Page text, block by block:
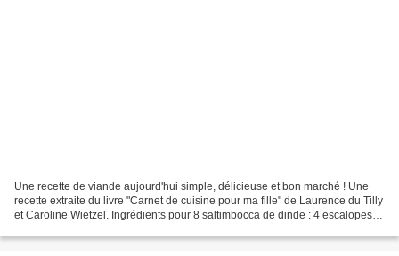
Une recette de viande aujourd'hui simple, délicieuse et bon marché ! Une
recette extraite du livre "Carnet de cuisine pour ma fille" de Laurence du Tilly
et Caroline Wietzel. Ingrédients pour 8 saltimbocca de dinde : 4 escalopes